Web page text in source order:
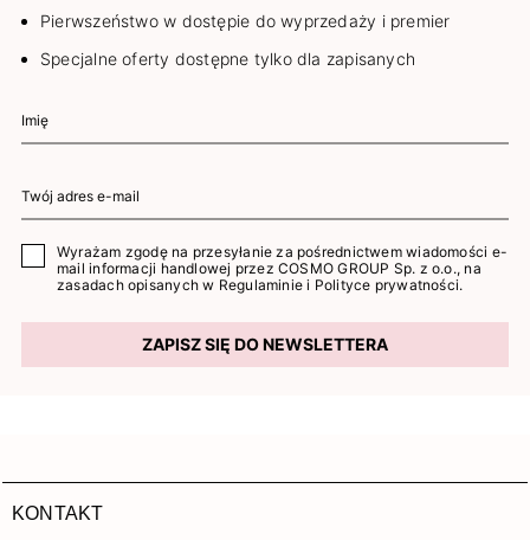
Pierwszeństwo w dostępie do wyprzedaży i premier
Specjalne oferty dostępne tylko dla zapisanych
Wyrażam zgodę na przesyłanie za pośrednictwem wiadomości e-
mail informacji handlowej przez COSMO GROUP Sp. z o.o., na
zasadach opisanych w Regulaminie i Polityce prywatności.
ZAPISZ SIĘ DO NEWSLETTERA
KONTAKT